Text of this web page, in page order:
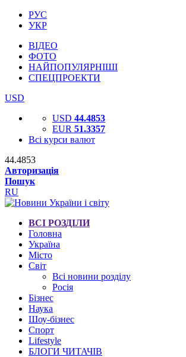
РУС
УКР
ВІДЕО
ФОТО
НАЙПОПУЛЯРНІШІ
СПЕЦПРОЕКТИ
USD
USD 44.4853
EUR 51.3357
Всі курси валют
44.4853
Авторизація
Пошук
RU
ВСІ РОЗДІЛИ
Головна
Україна
Місто
Світ
Всі новини розділу
Росія
Бізнес
Наука
Шоу-бізнес
Спорт
Lifestyle
БЛОГИ ЧИТАЧІВ